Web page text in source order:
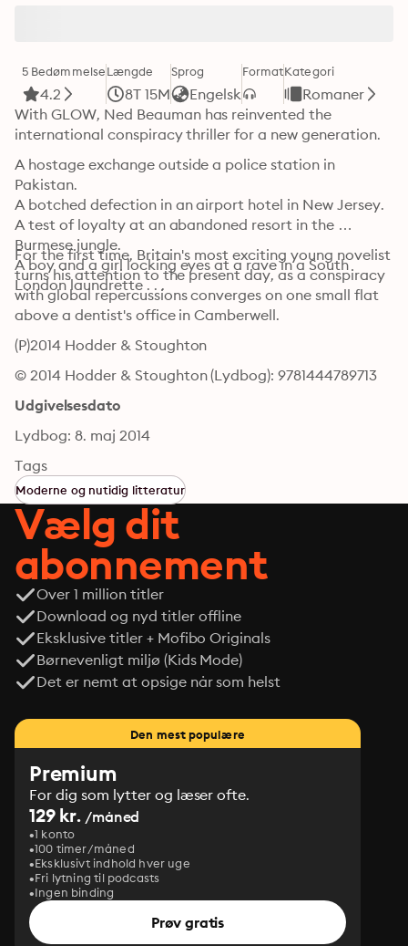
5 Bedømmelse
4.2
Længde
8T 15M
Sprog
Engelsk
FormatKategori
Romaner
With GLOW, Ned Beauman has reinvented the
international conspiracy thriller for a new generation.
A hostage exchange outside a police station in
Pakistan.
A botched defection in an airport hotel in New Jersey.
A test of loyalty at an abandoned resort in the
Burmese jungle.
A boy and a girl locking eyes at a rave in a South
London laundrette . . .
For the first time, Britain's most exciting young novelist
turns his attention to the present day, as a conspiracy
with global repercussions converges on one small flat
above a dentist's office in Camberwell.
(P)2014 Hodder & Stoughton
© 2014 Hodder & Stoughton (Lydbog): 9781444789713
Udgivelsesdato
Lydbog: 8. maj 2014
Tags
Moderne og nutidig litteratur
Vælg dit
abonnement
Over 1 million titler
Download og nyd titler offline
Eksklusive titler + Mofibo Originals
Børnevenligt miljø (Kids Mode)
Det er nemt at opsige når som helst
Den mest populære
Premium
For dig som lytter og læser ofte.
129 kr. /måned
1 konto
100 timer/måned
Eksklusivt indhold hver uge
Fri lytning til podcasts
Ingen binding
Prøv gratis